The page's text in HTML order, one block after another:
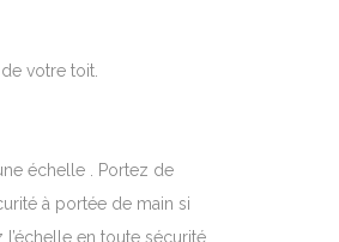
votre toit.
échelle . Portez de
à portée de main si
en toute sécurité ,